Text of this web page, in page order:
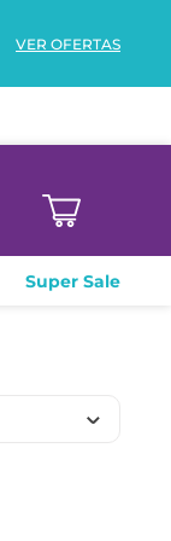
VER OFERTAS
Super Sale